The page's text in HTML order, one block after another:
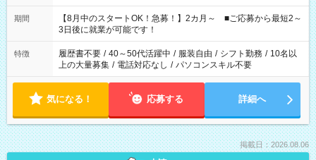
と休みを合わせたい」 「余裕を持って夕飯の準備がしたい」
「できれば残業はしたくない」 など、ご希望を教えてください
ね。 ※Wワーク希望の方へ 今ご覧のお仕事で希望する勤務時間
と、もう1つのお仕事の勤務時間。 合計で週40時間を超える場
合は応募できません。
期間
【8月中のスタートOK！急募！】2カ月～ ■ご応募から最短2～
3日後に就業が可能です！
特徴 履歴書不要 / 40～50代活躍中 / 服装自由 / シフト勤務 / 10名以
上の大量募集 / 電話対応なし / パソコンスキル不要
気になる！ 応募する 詳細へ
掲載日：2026.08.06